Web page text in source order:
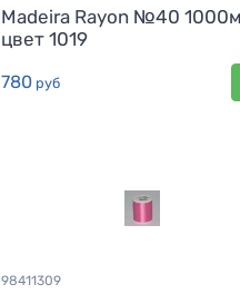
Madeira Rayon №40 1000м
цвет 1019
780руб
98411309